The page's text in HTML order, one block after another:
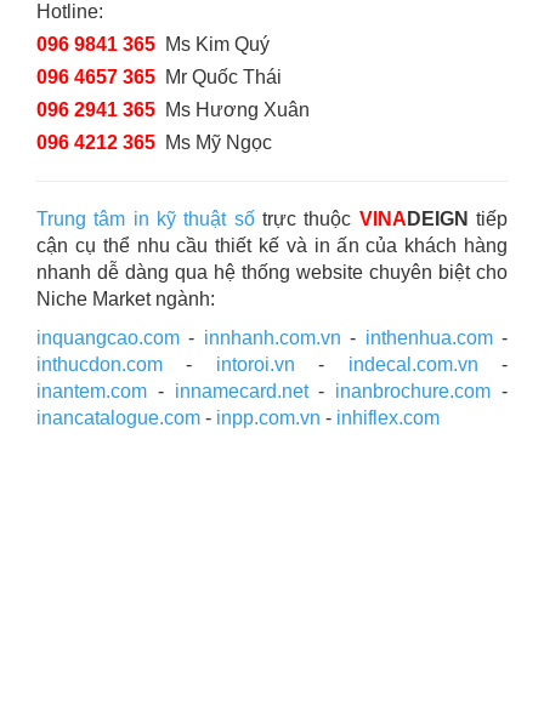
Hotline:
096 9841 365 Ms Kim Quý
096 4657 365 Mr Quốc Thái
096 2941 365 Ms Hương Xuân
096 4212 365 Ms Mỹ Ngọc
Trung tâm in kỹ thuật sốtrực thuộc VINA DEIGN tiếp
cận cụ thể nhu cầu thiết kế và in ấn của khách hàng
nhanh dễ dàng qua hệ thống website chuyên biệt cho
Niche Market ngành:
inquangcao.com - innhanh.com.vn - inthenhua.com-
inthucdon.com - intoroi.vn - indecal.com.vn -
inantem.com - innamecard.net- inanbrochure.com -
inancatalogue.com - inpp.com.vn - inhiflex.com